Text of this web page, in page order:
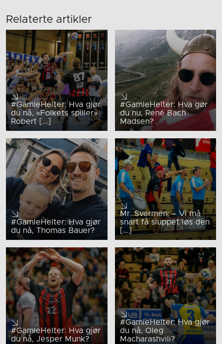
Relaterte artikler
#GamleHelter: Hva gjør
du nå, «Folkets spiller»
Robert [...]
#GamleHelter: Hva gør
du nu, René Bach
Madsen?
#GamleHelter: Hva gjør
du nå, Thomas Bauer?
Mr. Svermen: – Vi må
snart få sluppet løs den
[...]
#GamleHelter: Hva gjør
du nå, Jesper Munk?
#GamleHelter: Hva gjør
du nå, Oleg
Macharashvili?